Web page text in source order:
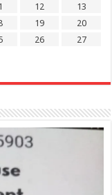
12
13
19
20
26
27